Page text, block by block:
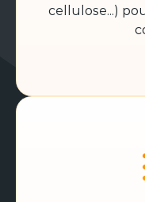
cellulose...)